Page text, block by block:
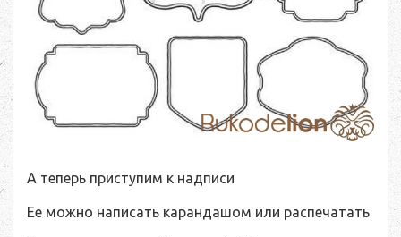
А теперь приступим к надписи
Ее можно написать карандашом или распечатать